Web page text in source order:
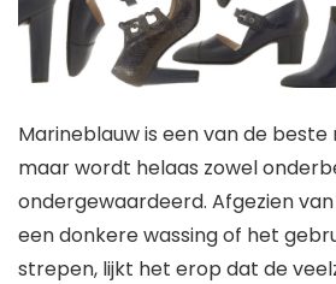
Marineblauw is een van de
maar wordt helaas zowel
ondergewaardeerd. Afgezien
een donkere wassing of het
strepen, lijkt het erop dat de